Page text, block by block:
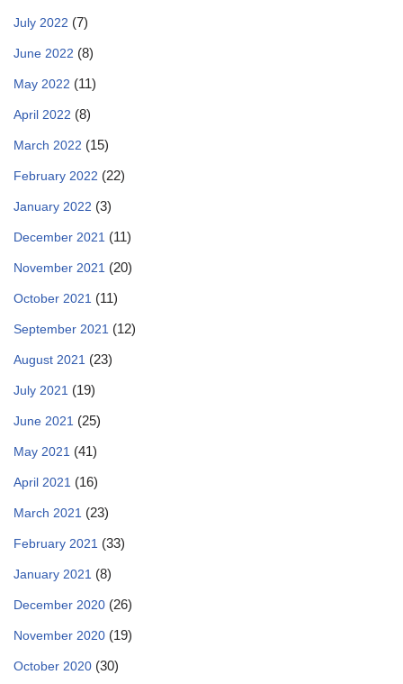
July 2022 (7)
June 2022 (8)
May 2022 (11)
April 2022 (8)
March 2022 (15)
February 2022 (22)
January 2022 (3)
December 2021 (11)
November 2021 (20)
October 2021 (11)
September 2021 (12)
August 2021 (23)
July 2021 (19)
June 2021 (25)
May 2021 (41)
April 2021 (16)
March 2021 (23)
February 2021 (33)
January 2021 (8)
December 2020 (26)
November 2020 (19)
October 2020 (30)